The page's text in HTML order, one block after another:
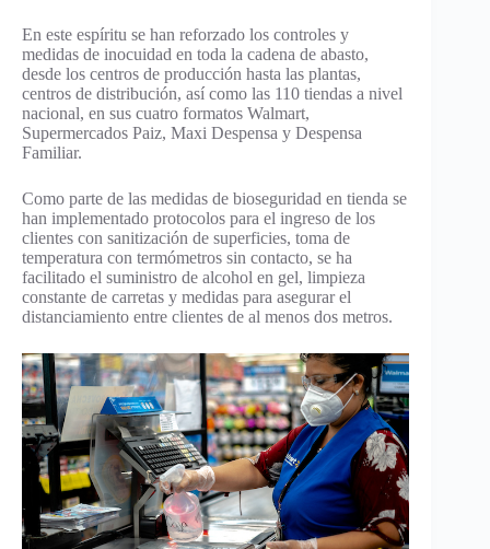
En este espíritu se han reforzado los controles y
medidas de inocuidad en toda la cadena de abasto,
desde los centros de producción hasta las plantas,
centros de distribución, así como las 110 tiendas a nivel
nacional, en sus cuatro formatos Walmart,
Supermercados Paiz, Maxi Despensa y Despensa
Familiar.
Como parte de las medidas de bioseguridad en tienda se
han implementado protocolos para el ingreso de los
clientes con sanitización de superficies, toma de
temperatura con termómetros sin contacto, se ha
facilitado el suministro de alcohol en gel, limpieza
constante de carretas y medidas para asegurar el
distanciamiento entre clientes de al menos dos metros.